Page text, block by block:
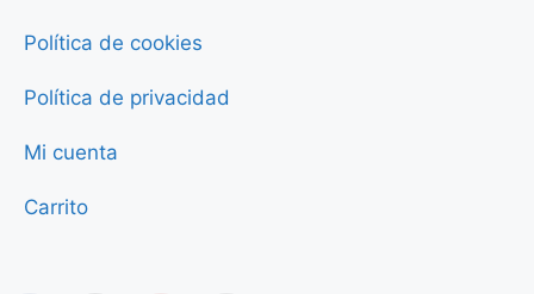
Política de cookies
Política de privacidad
Mi cuenta
Carrito